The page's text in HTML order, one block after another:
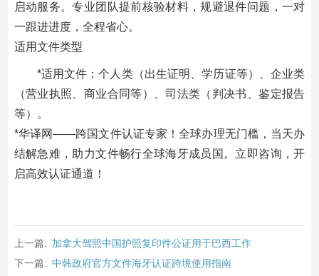
启动服务。专业团队提前核验材料，规避退件问题，一对
一跟进进度，全程省心。
适用文件类型
*适用文件：个人类（出生证明、学历证等）、企业类
（营业执照、商业合同等）、司法类（判决书、鉴定报告
等）。
*华译网——跨国文件认证专家！全球办理无门槛，当天办
结解急难，助力文件畅行全球海牙成员国。立即咨询，开
启高效认证通道！
上一篇: 加拿大驾照中国护照复印件公证用于巴西工作
下一篇: 中韩政府官方文件海牙认证跨境使用指南